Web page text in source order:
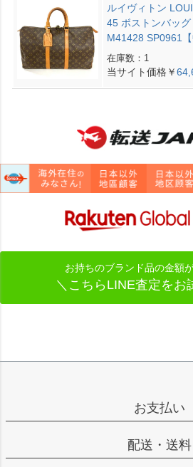
ルイヴィトン
45 ボストンバッ
M41428 SP0961【
在庫数：1
当サイト価格￥
お持ちのブランド品の金額
＼こちらLINE査定をお
お支払い
配送・送料